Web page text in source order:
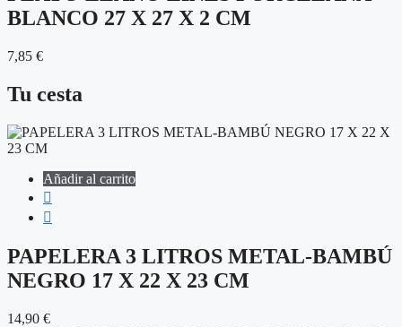
BLANCO 27 X 27 X 2 CM
7,85 €
Tu cesta
Añadir al carrito
PAPELERA 3 LITROS METAL-BAMBÚ
NEGRO 17 X 22 X 23 CM
14,90 €